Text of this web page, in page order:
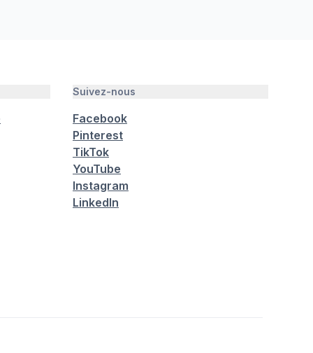
Suivez-nous
Facebook
Pinterest
TikTok
YouTube
Instagram
LinkedIn